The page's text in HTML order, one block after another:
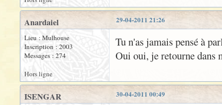
29-04-2011 21:26
Anardaiel
Lieu : Mulhouse
Inscription : 2003
Messages : 274
Tu n'as jamais pensé à
Oui oui, je retourne dans
Hors ligne
30-04-2011 00:49
ISENGAR